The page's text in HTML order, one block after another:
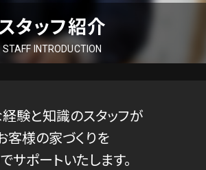
タッフ紹介
STAFF INTRODUCTION
験と知識のスタッフが
客様の家づくりを
サポートいたします。